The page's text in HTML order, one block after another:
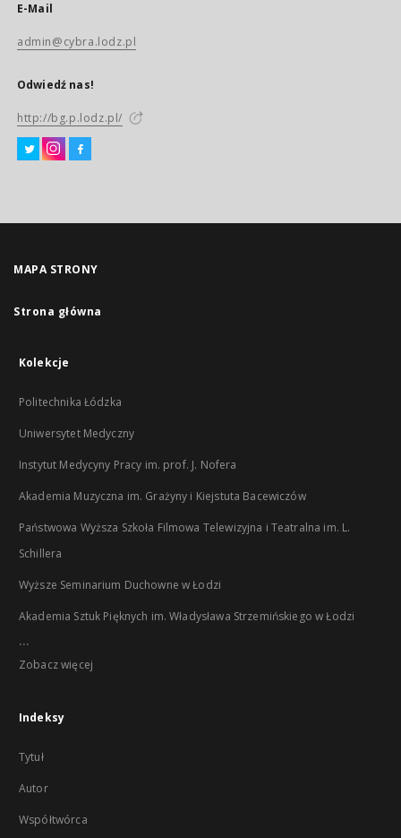
E-Mail
admin@cybra.lodz.pl
Odwiedź nas!
http://bg.p.lodz.pl/
MAPA STRONY
Strona główna
Kolekcje
Politechnika Łódzka
Uniwersytet Medyczny
Instytut Medycyny Pracy im. prof. J. Nofera
Akademia Muzyczna im. Grażyny i Kiejstuta Bacewiczów
Państwowa Wyższa Szkoła Filmowa Telewizyjna i Teatralna im. L.
Schillera
Wyższe Seminarium Duchowne w Łodzi
Akademia Sztuk Pięknych im. Władysława Strzemińskiego w Łodzi
...
Zobacz więcej
Indeksy
Tytuł
Autor
Współtwórca